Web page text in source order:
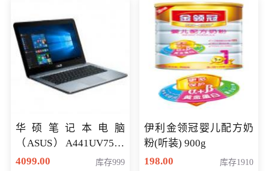
华硕笔记本电脑
（ASUS）A441UV7500
顽石（7代i7-7500U 4G
4099.00 库存999
伊利金领冠婴儿配方奶
粉(听装) 900g
198.00
库存1910